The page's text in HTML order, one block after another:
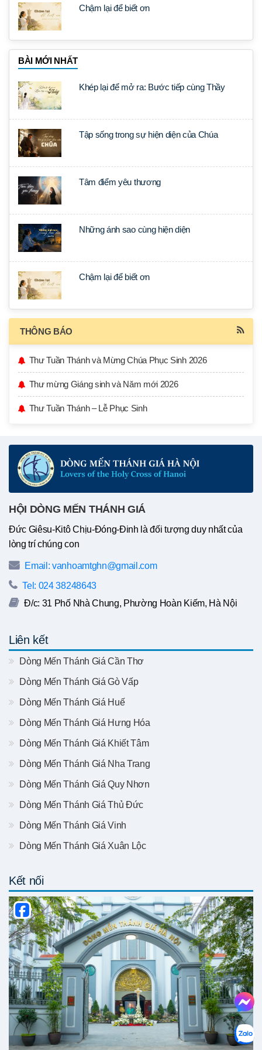
Chậm lại để biết ơn
BÀI MỚI NHẤT
Khép lại để mở ra: Bước tiếp cùng Thầy
Tập sống trong sự hiện diện của Chúa
Tâm điểm yêu thương
Những ánh sao cùng hiện diện
Chậm lại để biết ơn
THÔNG BÁO
Thư Tuần Thánh và Mừng Chúa Phục Sinh 2026
Thư mừng Giáng sinh và Năm mới 2026
Thư Tuần Thánh – Lễ Phục Sinh
HỘI DÒNG MẾN THÁNH GIÁ
Đức Giêsu-Kitô Chịu-Đóng-Đinh là đối tượng duy nhất của
lòng trí chúng con
Email: vanhoamtghn@gmail.com
Tel: 024 38248643
Đ/c: 31 Phố Nhà Chung, Phường Hoàn Kiếm, Hà Nội
Liên kết
Dòng Mến Thánh Giá Cần Thơ
Dòng Mến Thánh Giá Gò Vấp
Dòng Mến Thánh Giá Huế
Dòng Mến Thánh Giá Hưng Hóa
Dòng Mến Thánh Giá Khiết Tâm
Dòng Mến Thánh Giá Nha Trang
Dòng Mến Thánh Giá Quy Nhơn
Dòng Mến Thánh Giá Thủ Đức
Dòng Mến Thánh Giá Vinh
Dòng Mến Thánh Giá Xuân Lộc
Kết nối